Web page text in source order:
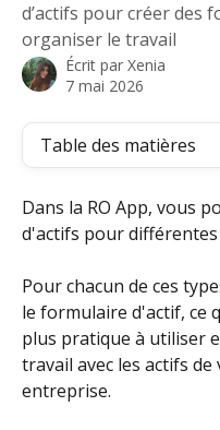
d’actifs pour créer des
organiser le travail
Écrit par Xenia
7 mai 2026
Table des matières
Dans la RO App, vous
d'actifs pour
Pour chacun de ces
le formulaire d'actif, ce
plus pratique à utiliser
travail avec les actifs
entreprise.